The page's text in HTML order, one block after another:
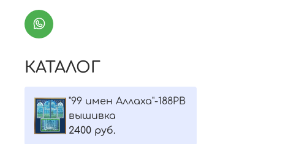
КАТАЛОГ
"99 имен Аллаха"-188РВ
вышивка
2400 руб.